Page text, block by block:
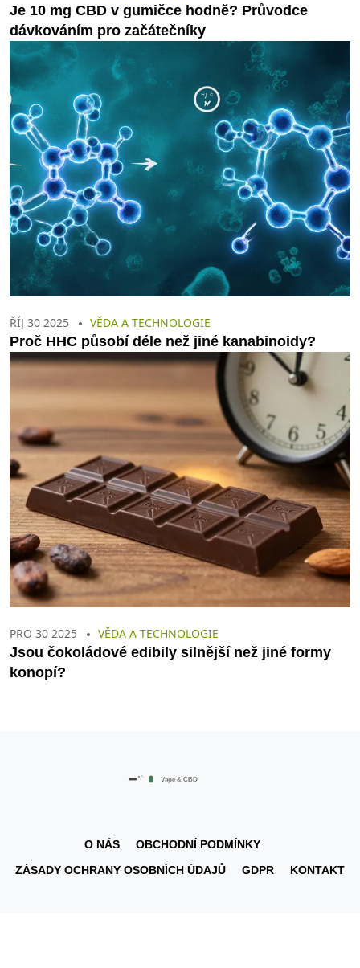
Je 10 mg CBD v gumičce hodně? Průvodce
dávkováním pro začátečníky
ŘÍJ 30 2025 VĚDA A TECHNOLOGIE
Proč HHC působí déle než jiné kanabinoidy?
PRO 30 2025 VĚDA A TECHNOLOGIE
Jsou čokoládové edibily silnější než jiné formy
konopí?
O NÁS
OBCHODNÍ PODMÍNKY
ZÁSADY OCHRANY OSOBNÍCH ÚDAJŮ
GDPR KONTAKT